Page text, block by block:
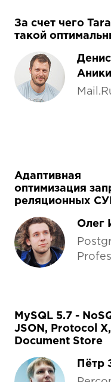
За счет чего
такой
Денис
Адаптивная
оптимизация
реляционных
Олег
MySQL 5.7 -
JSON, Protocol X,
Document Store
Пётр